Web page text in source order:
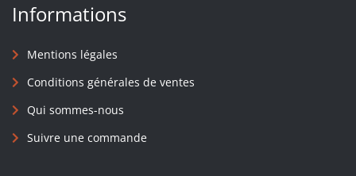
Informations
Mentions légales
Conditions générales de ventes
Qui sommes-nous
Suivre une commande